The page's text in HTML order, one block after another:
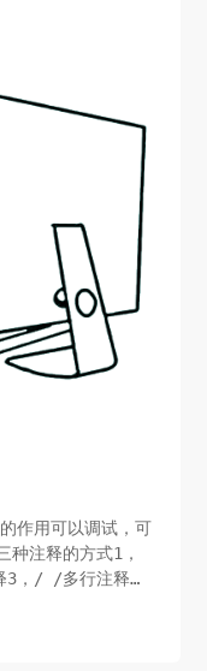
作用可以调试，可
种注释的方式1，
3，/ /多行注释
是供代码编辑者阅